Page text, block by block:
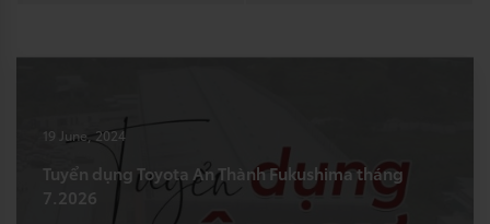
19 June, 2024
Tuyển dụng Toyota An Thành Fukushima tháng
7.2026